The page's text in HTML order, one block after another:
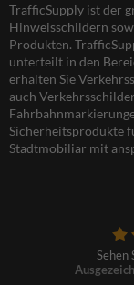
TrafficSupply ist der
Hinweisschildern
Produkten.
unterteilt in den
erhalten Sie
auch
Sicherheitsprodukte
Stadtmobiliar mit
Sehen